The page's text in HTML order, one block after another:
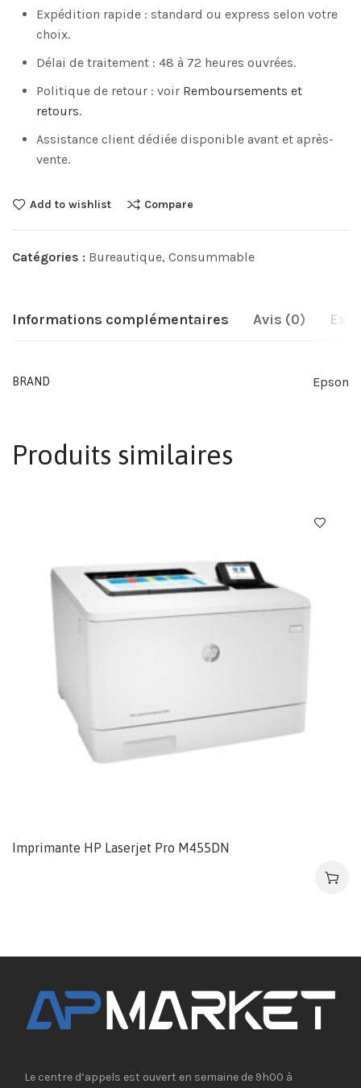
Expédition rapide : standard ou express selon votre
choix.
Délai de traitement : 48 à 72 heures ouvrées.
Politique de retour : voir Remboursements et
retours.
Assistance client dédiée disponible avant et après-
vente.
Add to wishlist Compare
Catégories : Bureautique, Consummable
Informations complémentaires Avis (0)
BRAND Epson
Produits similaires
Imprimante HP Laserjet Pro M455DN
Le centre d’appels est ouvert en semaine de 9h00 à